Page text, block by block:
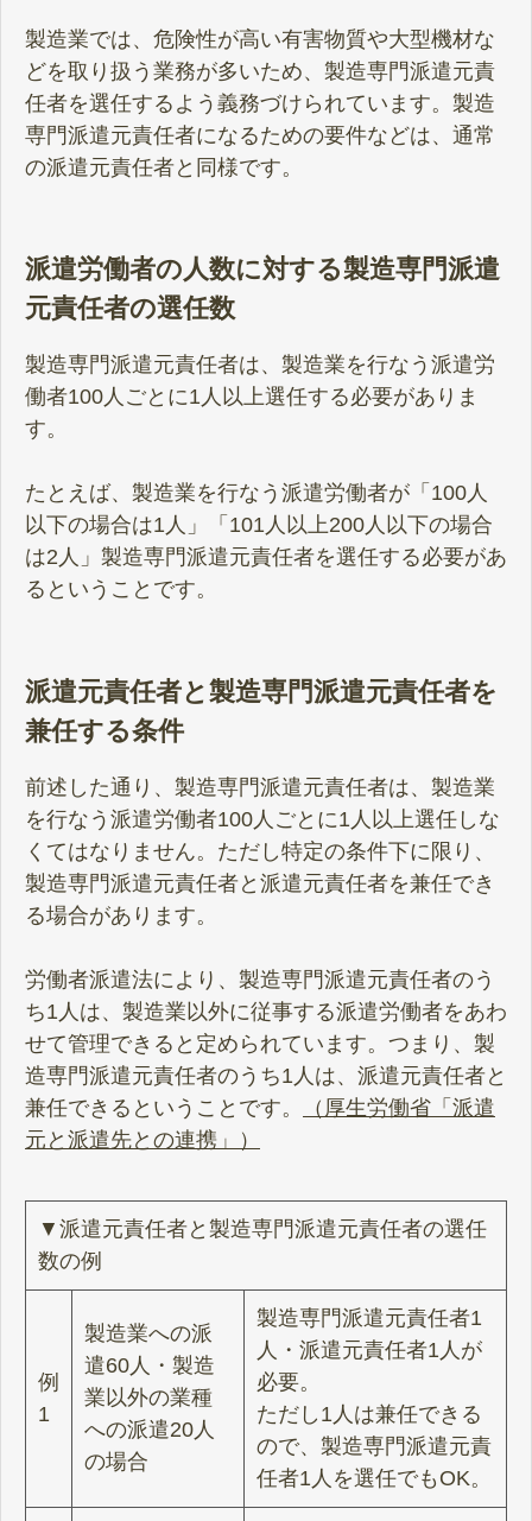
製造業では、危険性が高い有害物質や大型機材な
どを取り扱う業務が多いため、製造専門派遣元責
任者を選任するよう義務づけられています。製造
専門派遣元責任者になるための要件などは、通常
の派遣元責任者と同様です。
派遣労働者の人数に対する製造専門派遣
元責任者の選任数
製造専門派遣元責任者は、製造業を行なう派遣労
働者100人ごとに1人以上選任する必要がありま
す。
たとえば、製造業を行なう派遣労働者が「100人
以下の場合は1人」「101人以上200人以下の場合
は2人」製造専門派遣元責任者を選任する必要があ
るということです。
派遣元責任者と製造専門派遣元責任者を
兼任する条件
前述した通り、製造専門派遣元責任者は、製造業
を行なう派遣労働者100人ごとに1人以上選任しな
くてはなりません。ただし特定の条件下に限り、
製造専門派遣元責任者と派遣元責任者を兼任でき
る場合があります。
労働者派遣法により、製造専門派遣元責任者のう
ち1人は、製造業以外に従事する派遣労働者をあわ
せて管理できると定められています。つまり、製
造専門派遣元責任者のうち1人は、派遣元責任者と
兼任できるということです。
（ 厚生労働省「派遣
元と派遣先との連携」
）
▼派遣元責任者と製造専門派遣元責任者の選任
数の例
例
1
製造業への派
遣60人・製造
業以外の業種
への派遣20人
の場合
製造専門派遣元責任者1
人・派遣元責任者1人が
必要。
ただし1人は兼任できる
ので、製造専門派遣元責
任者1人を選任でもOK。